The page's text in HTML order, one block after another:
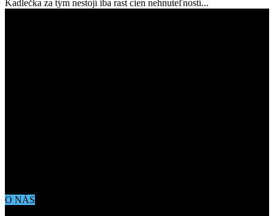
Kadlečka za tým nestojí iba rast cien nehnuteľností...
O NÁS